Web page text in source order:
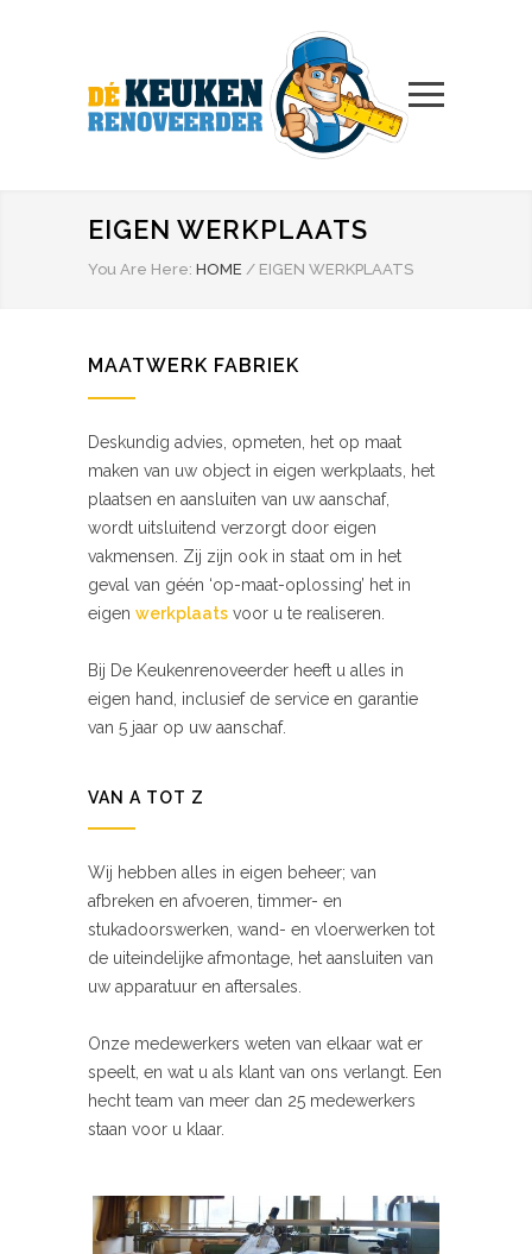
EIGEN WERKPLAATS
You Are Here: HOME / EIGEN WERKPLAATS
MAATWERK FABRIEK
Deskundig advies, opmeten, het op maat
maken van uw object in eigen werkplaats, het
plaatsen en aansluiten van uw aanschaf,
wordt uitsluitend verzorgt door eigen
vakmensen. Zij zijn ook in staat om in het
geval van géén ‘op-maat-oplossing’ het in
eigen werkplaats voor u te realiseren.
Bij De Keukenrenoveerder heeft u alles in
eigen hand, inclusief de service en garantie
van 5 jaar op uw aanschaf.
VAN A TOT Z
Wij hebben alles in eigen beheer; van
afbreken en afvoeren, timmer- en
stukadoorswerken, wand- en vloerwerken tot
de uiteindelijke afmontage, het aansluiten van
uw apparatuur en aftersales.
Onze medewerkers weten van elkaar wat er
speelt, en wat u als klant van ons verlangt. Een
hecht team van meer dan 25 medewerkers
staan voor u klaar.